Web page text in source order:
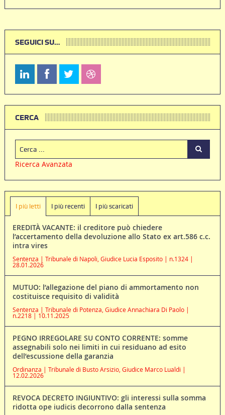
SEGUICI SU…
CERCA
Ricerca Avanzata
I più letti I più recenti I più scaricati
EREDITÀ VACANTE: il creditore può chiedere
l’accertamento della devoluzione allo Stato ex art.586 c.c.
intra vires
Sentenza | Tribunale di Napoli, Giudice Lucia Esposito | n.1324 |
28.01.2026
MUTUO: l’allegazione del piano di ammortamento non
costituisce requisito di validità
Sentenza | Tribunale di Potenza, Giudice Annachiara Di Paolo |
n.2218 | 10.11.2025
PEGNO IRREGOLARE SU CONTO CORRENTE: somme
assegnabili solo nei limiti in cui residuano ad esito
dell’escussione della garanzia
Ordinanza | Tribunale di Busto Arsizio, Giudice Marco Lualdi |
12.02.2026
REVOCA DECRETO INGIUNTIVO: gli interessi sulla somma
ridotta ope iudicis decorrono dalla sentenza